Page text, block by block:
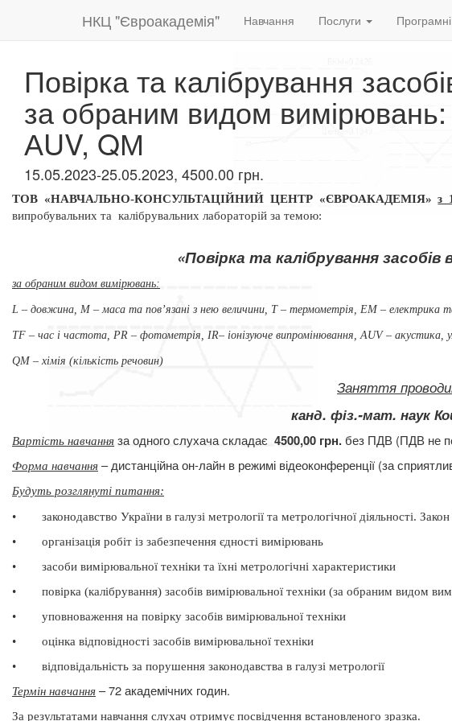
НКЦ "Євроакадемія" Навчання Послуги
Повірка та калібрування
за обраним видом
АUV, QМ
15.05.2023-25.05.2023, 4500.00 грн.
ТОВ «НАВЧАЛЬНО-КОНСУЛЬТАЦІЙНИЙ ЦЕНТР «ЄВРОАКАДЕМІЯ»з
випробувальних та калібрувальних лабораторій за темою:
«Повірка та калібрування засобів
за обраним видом вимірювань:
L – довжина, М – маса та пов’язані з нею величини, Т – термометрія, ЕМ – електрика
ТF – час і частота, РR – фотометрія, ІR– іонізуюче випромінювання, АUV – акустика,
QМ – хімія (кількість речовин)
Заняття
канд. фіз.-мат. наук
Вартість навчання за одного слухача складає 4500,00 грн. без ПДВ (ПДВ не
Форма навчання – дистанційна он-лайн в режимі відеоконференції (за
Будуть розглянуті питання:
•
законодавство України в галузі метрології та метрологічної діяльності.
•
організація робіт із забезпечення єдності вимірювань
•
засоби вимірювальної техніки та їхні метрологічні характеристики
•
повірка (калібрування) засобів вимірювальної техніки (за обраним видом
•
уповноваження на повірку засобів вимірювальної техніки
•
оцінка відповідності засобів вимірювальної техніки
•
відповідальність за порушення законодавства в галузі метрології
Термін навчання – 72 академічних годин.
За результатами навчання слухач отримує посвідчення встановленого зразка.